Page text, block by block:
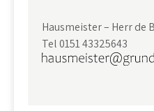
Hausmeister – Herr de
Tel 0151 43325643